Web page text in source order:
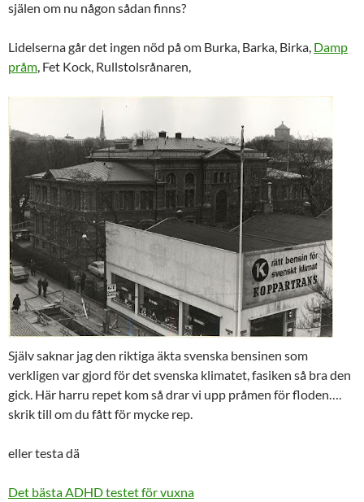
själen om nu någon sådan finns?
Lidelserna går det ingen nöd på om Burka, Barka, Birka, Damp
pråm, Fet Kock, Rullstolsrånaren,
Själv saknar jag den riktigaäkta svenska bensinen som
verkligen var gjord för det svenska klimatet, fasiken så bra den
gick. Här harru repet kom så drar vi upp pråmen för floden….
skrik till om du fått för mycke rep.
eller testa dä
Det bästa ADHD testet för vuxna